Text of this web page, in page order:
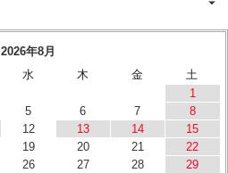
2026年8月
水 木 金
土
1
5 6 7
8
12 13 14
15
19 20 21
22
26 27 28
29